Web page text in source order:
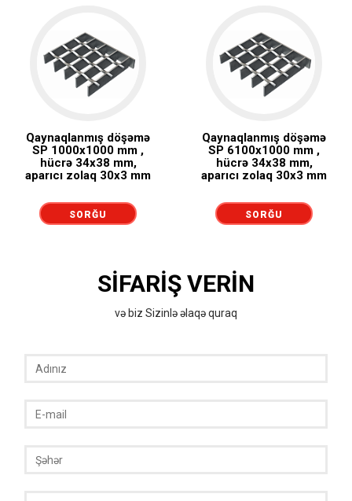
Qaynaqlanmış döşəmə
SP 1000x1000 mm ,
hücrə 34x38 mm,
aparıcı zolaq 30x3 mm
SORĞU
Qaynaqlanmış döşəmə
SP 6100x1000 mm ,
hücrə 34x38 mm,
aparıcı zolaq 30x3 mm
SORĞU
SIFARIŞ VERIN
və biz Sizinlə əlaqə quraq